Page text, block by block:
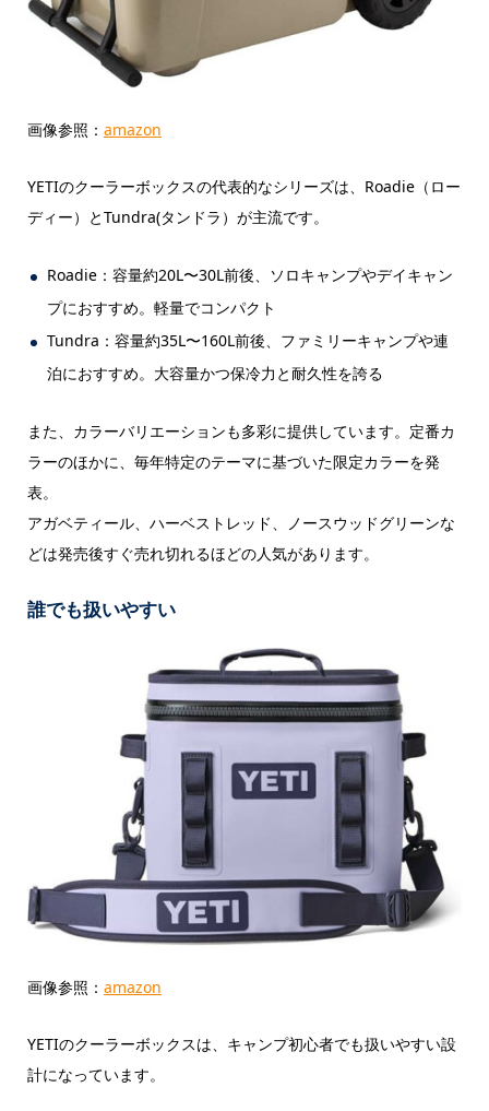
画像参照： amazon
YETIのクーラーボックスの代表的なシリーズは、Roadie（ロー
ディー）とTundra(タンドラ）が主流です。
Roadie：容量約20L〜30L前後、ソロキャンプやデイキャン
プにおすすめ。軽量でコンパクト
Tundra：容量約35L〜160L前後、ファミリーキャンプや連
泊におすすめ。大容量かつ保冷力と耐久性を誇る
また、カラーバリエーションも多彩に提供しています。定番カ
ラーのほかに、毎年特定のテーマに基づいた限定カラーを発
表。
アガベティール、ハーベストレッド、ノースウッドグリーンな
どは発売後すぐ売れ切れるほどの人気があります。
誰でも扱いやすい
画像参照： amazon
YETIのクーラーボックスは、キャンプ初心者でも扱いやすい設
計になっています。